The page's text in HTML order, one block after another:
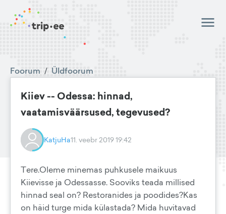
Foorum / Üldfoorum
Kiiev -- Odessa: hinnad,
vaatamisväärsused, tegevused?
KatjuHa11. veebr 2019 19:42
Tere.Oleme minemas puhkusele maikuus
Kiievisse ja Odessasse. Sooviks teada millised
hinnad seal on? Restoranides ja poodides?Kas
on häid turge mida külastada? Mida huvitavad